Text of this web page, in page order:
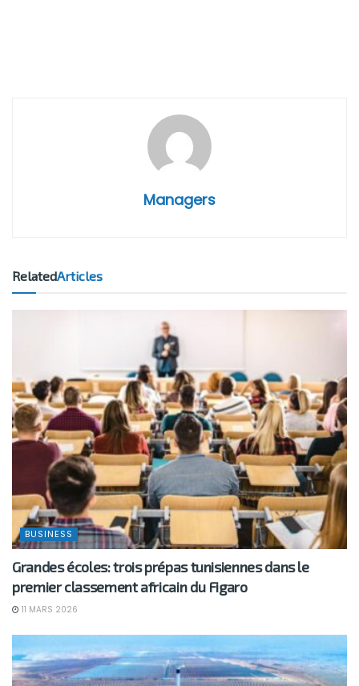
Managers
RelatedArticles
BUSINESS
Grandes écoles: trois prépas tunisiennes dans le
premier classement africain du Figaro
11 MARS 2026